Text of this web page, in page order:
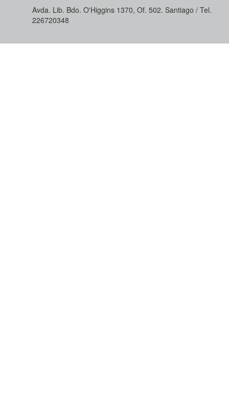
Avda. Lib. Bdo. O'Higgins 1370, Of. 502. Santiago / Tel.
226720348